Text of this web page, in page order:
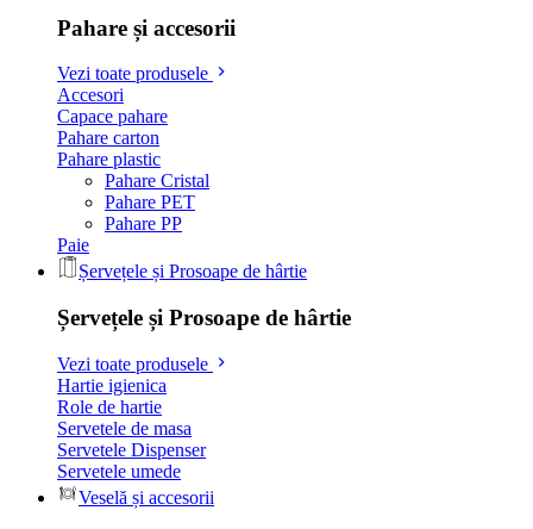
Pahare și accesorii
Vezi toate produsele
Accesori
Capace pahare
Pahare carton
Pahare plastic
Pahare Cristal
Pahare PET
Pahare PP
Paie
Șervețele și Prosoape de hârtie
Șervețele și Prosoape de hârtie
Vezi toate produsele
Hartie igienica
Role de hartie
Servetele de masa
Servetele Dispenser
Servetele umede
Veselă și accesorii